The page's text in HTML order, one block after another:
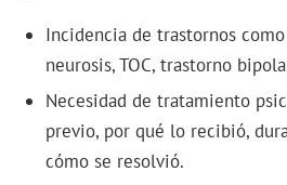
Incidencia de trastornos
neurosis, TOC, trastorno
Necesidad de tratamiento
previo, por qué lo recibió,
cómo se resolvió.